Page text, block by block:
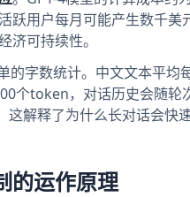
跃用户每月可能产生数千
济可持续性。
的字数统计。中文文本平
个token，对话历史会随
这解释了为什么长对话会
的运作原理